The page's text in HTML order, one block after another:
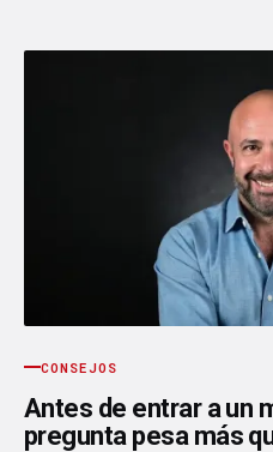
CONSEJOS
Antes de entrar a un
pregunta pesa más